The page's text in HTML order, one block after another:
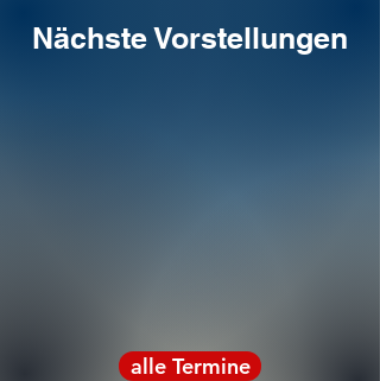
Nächste Vorstellungen
alle Termine